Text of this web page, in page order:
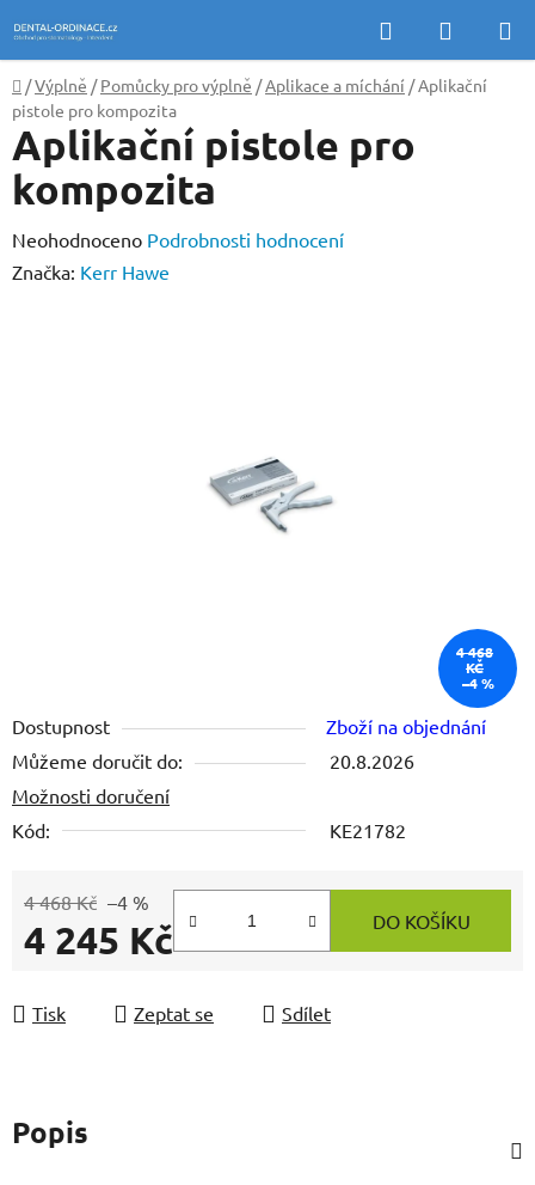
na
obsah
Hledat
KOŠÍK
Domů
/Výplně / Pomůcky pro výplně /Aplikace a míchání /Aplikační
pistole pro kompozita
Dostupnost
Zboží na objednání
Můžeme doručit do:
20.8.2026
Možnosti doručení
Kód:
KE21782
4 468 Kč –4 %
4 245 Kč DO KOŠÍKU
Tisk Zeptat se Sdílet
Aplikační pistole pro
kompozita
Průměrné
hodnocení
Neohodnoceno Podrobnosti hodnocení
Značka: Kerr Hawe
4 468
KČ
–4 %
Popis